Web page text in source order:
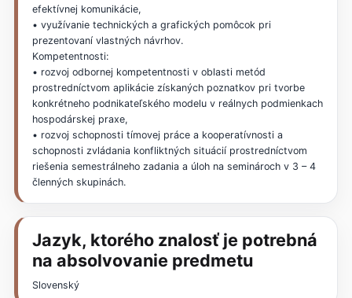
efektívnej komunikácie,
• využívanie technických a grafických pomôcok pri
prezentovaní vlastných návrhov.
Kompetentnosti:
• rozvoj odbornej kompetentnosti v oblasti metód
prostredníctvom aplikácie získaných poznatkov pri tvorbe
konkrétneho podnikateľského modelu v reálnych podmienkach
hospodárskej praxe,
• rozvoj schopnosti tímovej práce a kooperatívnosti a
schopnosti zvládania konfliktných situácií prostredníctvom
riešenia semestrálneho zadania a úloh na seminároch v 3 – 4
členných skupinách.
Jazyk, ktorého znalosť je potrebná
na absolvovanie predmetu
Slovenský